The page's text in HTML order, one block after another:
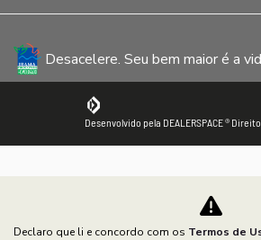
Desacelere. Seu bem maior é a
Desenvolvido pela DEALERSPACE ®
Declaro que li e concordo com os Termos de